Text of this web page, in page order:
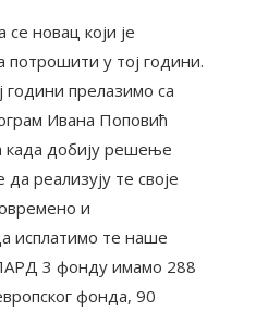
новац који је
у тој години.
години прелазимо са
Ивана Поповић
када добију решење
реализују те своје
и
исплатимо те наше
3 фонду имамо 288
фонда, 90